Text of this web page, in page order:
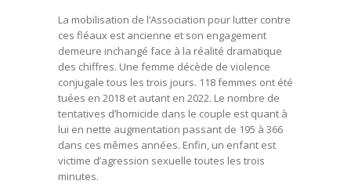
La mobilisation de l’Association pour lutter contre
ces fléaux est ancienne et son engagement
demeure inchangé face à la réalité dramatique
des chiffres. Une femme décède de violence
conjugale tous les trois jours. 118 femmes ont été
tuées en 2018 et autant en 2022. Le nombre de
tentatives d’homicide dans le couple est quant à
lui en nette augmentation passant de 195 à 366
dans ces mêmes années. Enfin, un enfant est
victime d’agression sexuelle toutes les trois
minutes.